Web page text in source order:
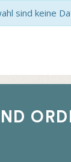
sind keine